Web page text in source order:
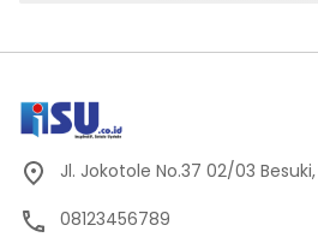
Jl. Jokotole No.37 02/03
08123456789